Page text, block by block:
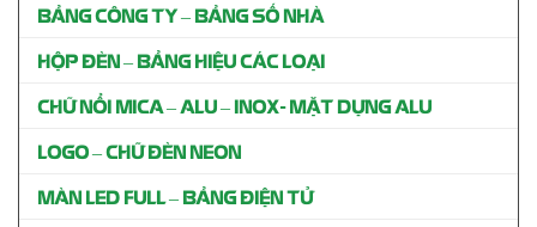
BẢNG CÔNG TY – BẢNG SỐ NHÀ
HỘP ĐÈN – BẢNG HIỆU CÁC LOẠI
CHỮ NỔI MICA – ALU – INOX- MẶT DỰNG ALU
LOGO – CHỮ ĐÈN NEON
MÀN LED FULL – BẢNG ĐIỆN TỬ